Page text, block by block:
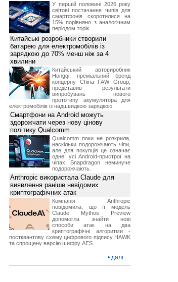
У першій половині 2026 року
світові постачання чипів для
смартфонів скоротилися на
15% порівняно з аналогічним
періодом торік.
Китайські розробники створили
батарею для електромобілів із
зарядкою до 70% менш ніж за 4
хвилини
Китайський автовиробник
Hongqi, преміальний бренд
концерну China FAW Group,
представив результати
випробувань нового
прототипу акумулятора для
електромобілів із надшвидкою зарядкою.
Смартфони на Android можуть
здорожчати через нову цінову
політику Qualcomm
Qualcomm поки не розкрила,
наскільки подорожчають чіпи,
але для покупців це означає
одне: усі Android-пристрої на
чіпах Snapdragon неминуче
подорожчають.
Anthropic використала Claude для
виявлення раніше невідомих
криптографічних атак
Компанія Anthropic
повідомила, що її модель
Claude Mythos Preview
допомогла знайти нові
способи атак на два
криптографічні алгоритми -
постквантову схему цифрового підпису HAWK
та спрощену версію шифру AES.
• далі...